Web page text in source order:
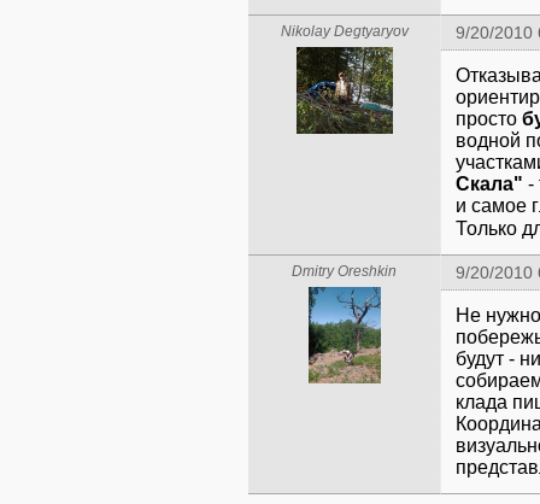
Nikolay Degtyaryov 9/20/2010
просто
водной
Скала" -
и самое
Только
Dmitry Oreshkin 9/20/2010
Не
будут -
клада